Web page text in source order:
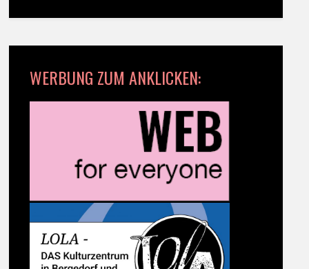
WERBUNG ZUM ANKLICKEN: